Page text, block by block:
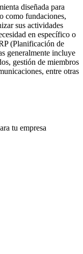
diseñada para
como fundaciones,
sus actividades
en específico o
(Planificación de
generalmente incluye
gestión de miembros
entre otras
tu empresa